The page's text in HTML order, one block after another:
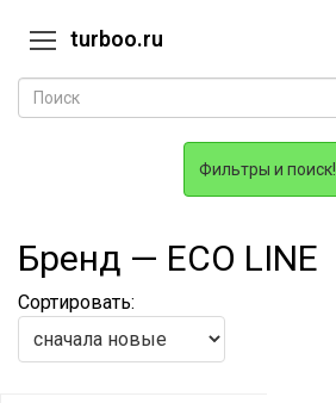
turboo.ru
Фильтры и поиск!
Бренд — ECO LINE
Сортировать: